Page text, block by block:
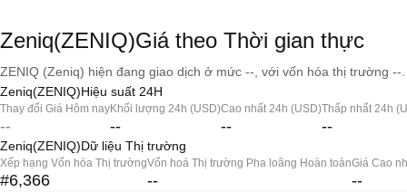
Zeniq(ZENIQ)Giá theo Thời gian thực
ZENIQ (Zeniq) hiện đang giao dịch ở mức --, với vốn hóa thị trường --.
Zeniq(ZENIQ)Hiệu suất 24H
Thay đổi Giá Hôm nay
--
Khối lượng 24h (USD)
--
Cao nhất 24h (USD)
--
Thấp nhất 24h
--
Zeniq(ZENIQ)Dữ liệu Thị trường
Xếp hạng Vốn hóa Thị trường
#6,366
Vốn hoá Thị trường Pha loãng Hoàn toàn
--
Giá Cao
--